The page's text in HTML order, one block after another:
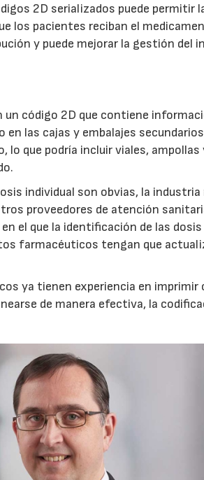
2D serializados puede permitir
los pacientes reciban el
y puede mejorar la gestión del
código 2D que contiene
las cajas y embalajes
lo que podría incluir viales,
individual son obvias, la
proveedores de atención
el que la identificación de las
farmacéuticos tengan que
ya tienen experiencia en
de manera efectiva, la